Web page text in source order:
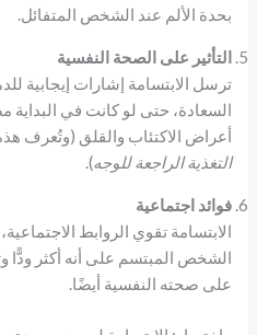
بحدة الألم عند الشخص المتفائل.
التأثير على الصحة النفسية
ترسل الابتسامة إشارات إيجابية
السعادة، حتى لو كانت في البداية
أعراض الاكتئاب والقلق (وتُعرف
التغذية الراجعة للوجه).
فوائد اجتماعية
الابتسامة تقوي الروابط
الشخص المبتسم على أنه أكثر ودًّا
على صحته النفسية أيضًا.